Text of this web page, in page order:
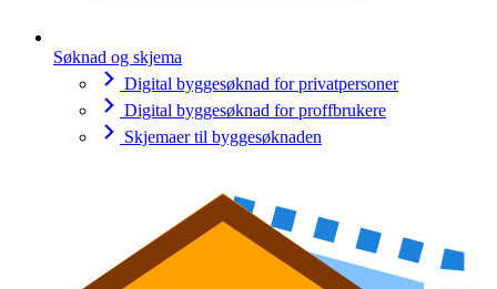
Søknad og skjema
Digital byggesøknad for privatpersoner
Digital byggesøknad for proffbrukere
Skjemaer til byggesøknaden